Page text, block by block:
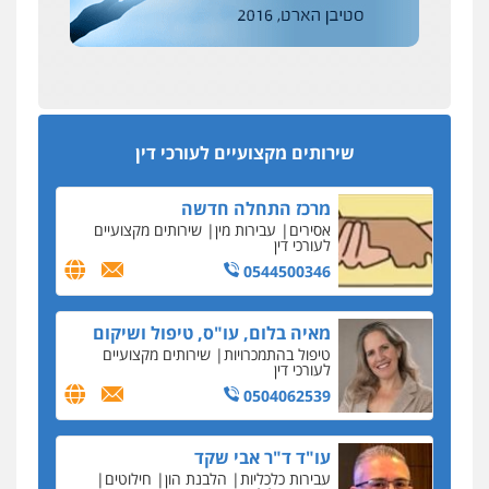
שירותים מקצועיים לעורכי דין
0522508109
מקצועיים לעורכי דין
מרכז התחלה חדשה
אסירים עבירות מין שירותים מקצועיים
לעורכי דין
0544500346
מאיה בלום, עו"ס, טיפול ושיקום
טיפול בהתמכרויות שירותים מקצועיים
לעורכי דין
0504062539
עו"ד ד"ר אבי שקד
עבירות כלכליות הלבנת הון חילוטים
הדין החדשים
עסקה חמה
כתב האישום נגד עו"ד עידן דביר: האונס והמחירון
לאקטים מיניים
כתב אישום: יו"ר ש"ס לשעבר בחיפה וסינדיקאט
ההלוואות של משפחת הרינג
הפרקליטות: הרב נתנאל חייק ואביו הרב אריה חייק
שמשו אנשי
החשוד ברצח עו"ד ארבל פלדמן טען לרקע נפשי
ושתק בחקירתו
בבית המשפט התברר כי לחשוד, אחמד אלרג'וב
מרמלה, לא נערכה
יחסי עו"ד לקוח
עורכת דין נעצרה בחשד להעברת סם לנאשם בכלא
השרון